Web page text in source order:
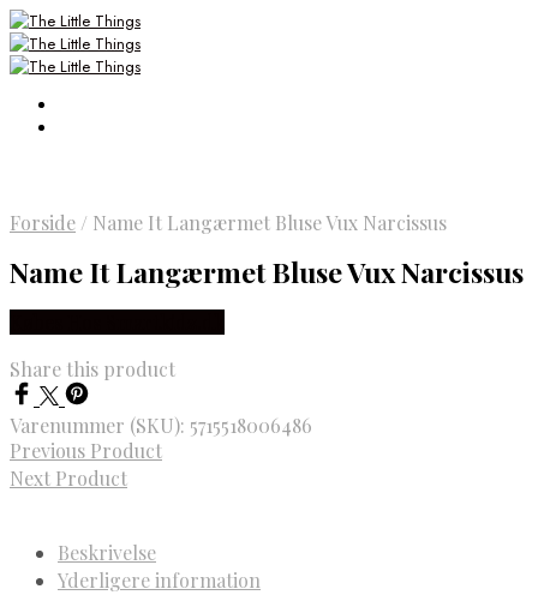
Forside / Name It Langærmet Bluse Vux Narcissus
Name It Langærmet Bluse Vux Narcissus
Share this product
Varenummer (SKU): 5715518006486
Previous Product
Next Product
Beskrivelse
Yderligere information